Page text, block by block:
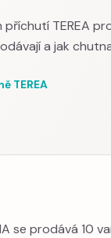
příchutí TEREA
a jak
TEREA
se prodává 10